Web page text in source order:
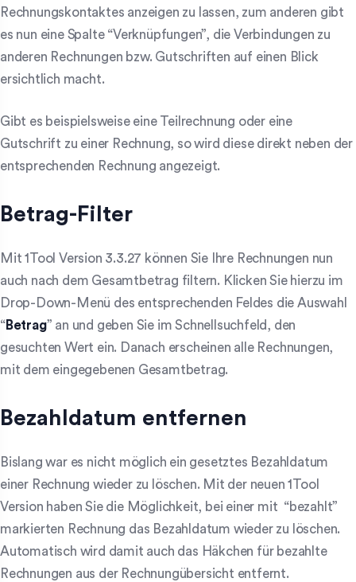
Rechnungskontaktes anzeigen zu lassen, zum anderen gibt
es nun eine Spalte “Verknüpfungen”, die Verbindungen zu
anderen Rechnungen bzw. Gutschriften auf einen Blick
ersichtlich macht.
Gibt es beispielsweise eine Teilrechnung oder eine
Gutschrift zu einer Rechnung, so wird diese direkt neben der
entsprechenden Rechnung angezeigt.
Betrag-Filter
Mit 1Tool Version 3.3.27 können Sie Ihre Rechnungen nun
auch nach dem Gesamtbetrag filtern. Klicken Sie hierzu im
Drop-Down-Menü des entsprechenden Feldes die Auswahl
“Betrag” an und geben Sie im Schnellsuchfeld, den
gesuchten Wert ein. Danach erscheinen alle Rechnungen,
mit dem eingegebenen Gesamtbetrag.
Bezahldatum entfernen
Bislang war es nicht möglich ein gesetztes Bezahldatum
einer Rechnung wieder zu löschen. Mit der neuen 1Tool
Version haben Sie die Möglichkeit, bei einer mit “bezahlt”
markierten Rechnung das Bezahldatum wieder zu löschen.
Automatisch wird damit auch das Häkchen für bezahlte
Rechnungen aus der Rechnungübersicht entfernt.